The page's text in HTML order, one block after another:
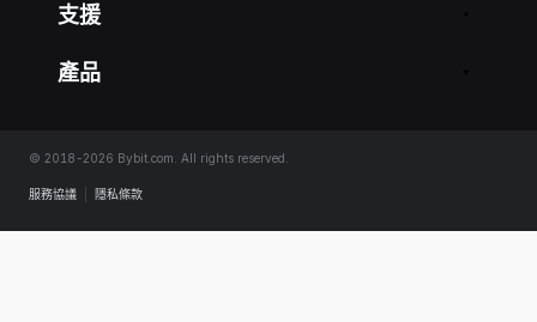
支援
產品
© 2018-2026 Bybit.com. All rights reserved.
服務協議 隱私條款